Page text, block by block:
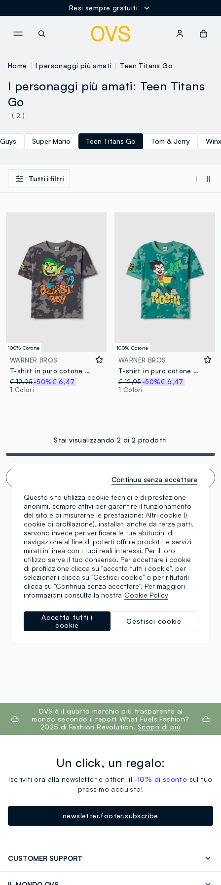
Resi sempre gratuiti
Home I personaggi più amati Teen Titans Go
I personaggi più amati: Teen Titans
Go
( 2 )
Super Mario Teen Titans Go Tom & Jerry Winx
Tutti i filtri
100% Cotone
WARNER BROS
T-shirt in puro cotone grigio da bambino regular fit con stampa
€ 12,95-50%€ 6,47
1 Colori
100% Cotone
WARNER BROS
T-shirt in puro cotone verde da bambino regular fit con stampa
€ 12,95 -50%€ 6,47
1 Colori
Stai visualizzando 2 di 2 prodotti
Scroll infinito 🙄 ? No grazie. Filtra!
footer.ariatitleOVS è il quarto marchio più trasparente al
mondo secondo il report What Fuels Fashion?
2025 di Fashion Revolution. Scopri di più
Un click, un regalo:
Iscriviti ora alla newsletter e ottieni il -10% di sconto sul tuo
prossimo acquisto!
newsletter.footer.subscribe
CUSTOMER SUPPORT
Questo sito utilizza cookie tecnici e di prestazione
anonimi, sempre attivi per garantire il funzionamento
del sito e di misurarne le prestazione; Altri cookie (i
cookie di profilazione), installati anche da terze parti,
servono invece per verificare le tue abitudini di
navigazione al fine di poterti offrire prodotti e servizi
mirati in linea con i tuoi reali interessi. Per il loro
utilizzo serve il tuo consenso. Per accettare i cookie
di profilazione clicca su "accetta tutti i cookie", per
selezionarli clicca su "Gestisci cookie" o per rifiutarli
clicca su "Continua senza accettare". Per maggiori
informazioni consulta la nostra Cookie Policy
Gestisci cookie
Accetta tutti i
cookie
Continua senza accettare